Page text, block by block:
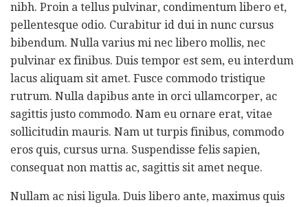
nibh. Proin a tellus pulvinar, condimentum libero et,
pellentesque odio. Curabitur id dui in nunc cursus
bibendum. Nulla varius mi nec libero mollis, nec
pulvinar ex finibus. Duis tempor est sem, eu interdum
lacus aliquam sit amet. Fusce commodo tristique
rutrum. Nulla dapibus ante in orci ullamcorper, ac
sagittis justo commodo. Nam eu ornare erat, vitae
sollicitudin mauris. Nam ut turpis finibus, commodo
eros quis, cursus urna. Suspendisse felis sapien,
consequat non mattis ac, sagittis sit amet neque.
Nullam ac nisi ligula. Duis libero ante, maximus quis